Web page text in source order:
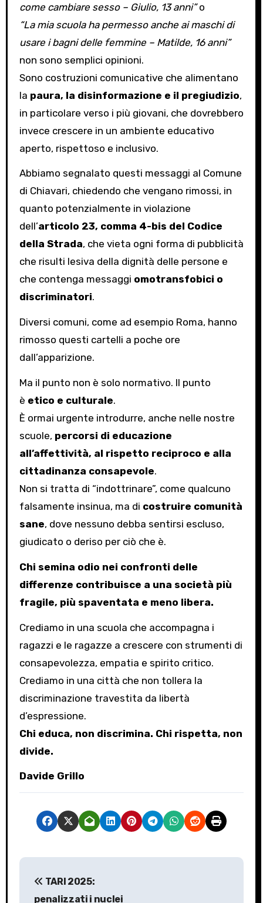
come cambiare sesso – Giulio, 13 anni”o
“La mia scuola ha permesso anche ai maschi di
usare i bagni delle femmine – Matilde, 16 anni”
non sono semplici opinioni.
Sono costruzioni comunicative che alimentano
la paura, la disinformazione e il pregiudizio,
in particolare verso i più giovani, che dovrebbero
invece crescere in un ambiente educativo
aperto, rispettoso e inclusivo.
Abbiamo segnalato questi messaggi al Comune
di Chiavari, chiedendo che vengano rimossi, in
quanto potenzialmente in violazione
dell’articolo 23, comma 4-bis del Codice
della Strada, che vieta ogni forma di pubblicità
che risulti lesiva della dignità delle persone e
che contenga messaggi omotransfobici o
discriminatori.
Diversi comuni, come ad esempio Roma, hanno
rimosso questi cartelli a poche ore
dall’apparizione.
Ma il punto non è solo normativo. Il punto
è etico e culturale.
È ormai urgente introdurre, anche nelle nostre
scuole, percorsi di educazione
all’affettività, al rispetto reciproco e alla
cittadinanza consapevole.
Non si tratta di “indottrinare”, come qualcuno
falsamente insinua, ma di costruire comunità
sane, dove nessuno debba sentirsi escluso,
giudicato o deriso per ciò che è.
Chi semina odio nei confronti delle
differenze contribuisce a una società più
fragile, più spaventata e meno libera.
Crediamo in una scuola che accompagna i
ragazzi e le ragazze a crescere con strumenti di
consapevolezza, empatia e spirito critico.
Crediamo in una città che non tollera la
discriminazione travestita da libertà
d’espressione.
Chi educa, non discrimina. Chi rispetta, non
divide.
Davide Grillo
N
TARI 2025:
penalizzati i nuclei